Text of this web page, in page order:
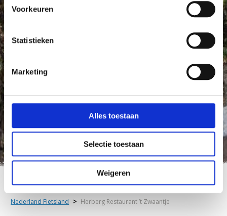
Voorkeuren
Statistieken
Marketing
Alles toestaan
Selectie toestaan
Weigeren
Nederland Fietsland > Herberg Restaurant ’t Zwaantje